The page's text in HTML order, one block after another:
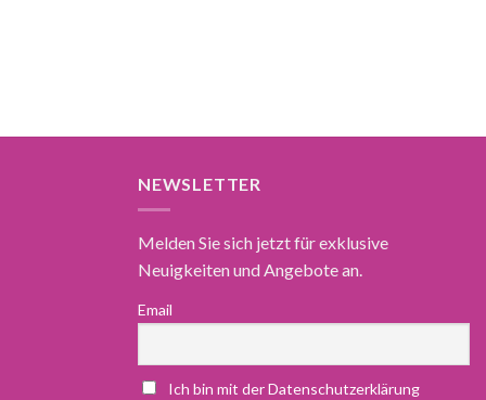
NEWSLETTER
Melden Sie sich jetzt für exklusive
Neuigkeiten und Angebote an.
Email
Ich bin mit der Datenschutzerklärung